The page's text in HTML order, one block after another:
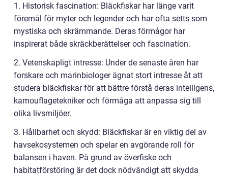
1. Historisk fascination: Bläckfiskar har länge varit
föremål för myter och legender och har ofta setts som
mystiska och skrämmande. Deras förmågor har
inspirerat både skräckberättelser och fascination.
2. Vetenskapligt intresse: Under de senaste åren har
forskare och marinbiologer ägnat stort intresse åt att
studera bläckfiskar för att bättre förstå deras intelligens,
kamouflagetekniker och förmåga att anpassa sig till
olika livsmiljöer.
3. Hållbarhet och skydd: Bläckfiskar är en viktig del av
havsekosystemen och spelar en avgörande roll för
balansen i haven. På grund av överfiske och
habitatförstöring är det dock nödvändigt att skydda